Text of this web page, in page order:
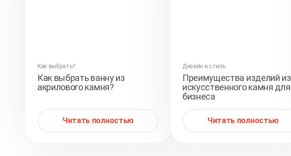
Как выбрать?
Как выбрать ванну из
акрилового камня?
Читать полностью
Дизайн и стиль
Преимущества изделий из
искусственного камня для
бизнеса
Читать полностью